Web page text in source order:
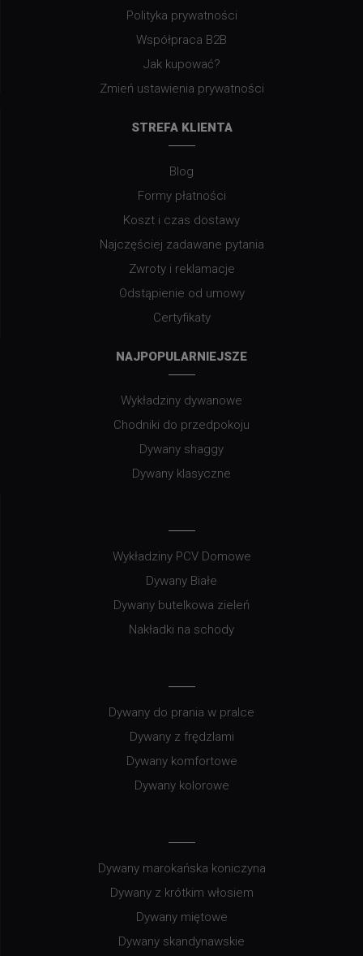
Polityka prywatności
Współpraca B2B
Jak kupować?
Zmień ustawienia prywatności
STREFA KLIENTA
Blog
Formy płatności
Koszt i czas dostawy
Najczęściej zadawane pytania
Zwroty i reklamacje
Odstąpienie od umowy
Certyfikaty
NAJPOPULARNIEJSZE
Wykładziny dywanowe
Chodniki do przedpokoju
Dywany shaggy
Dywany klasyczne
Wykładziny PCV Domowe
Dywany Białe
Dywany butelkowa zieleń
Nakładki na schody
Dywany do prania w pralce
Dywany z frędzlami
Dywany komfortowe
Dywany kolorowe
Dywany marokańska koniczyna
Dywany z krótkim włosiem
Dywany miętowe
Dywany skandynawskie